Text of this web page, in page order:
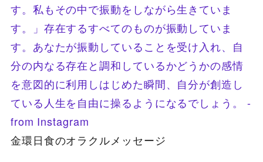
金環日食のオラクルメッセージ